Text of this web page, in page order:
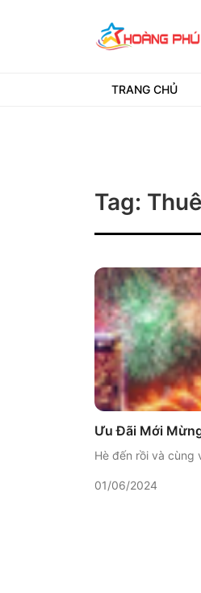
TRANG CHỦ
Tag:
Ưu Đãi Mới
Hè đến rồi và cùng
01/06/2024